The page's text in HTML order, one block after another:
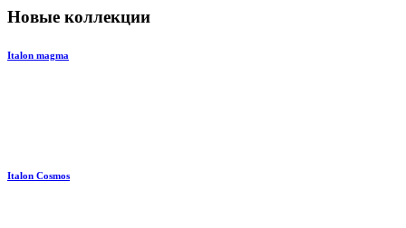
Новые коллекции
Italon magma
Italon Cosmos